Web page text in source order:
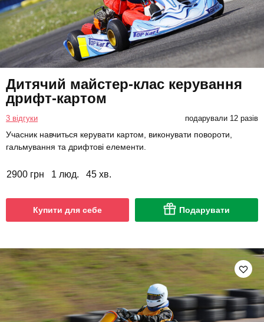
Дитячий майстер-клас керування
дрифт-картом
3 відгуки подарували 12 разів
Учасник навчиться керувати картом, виконувати повороти,
гальмування та дрифтові елементи.
2900 грн 1 люд. 45 хв.
Купити для себе Подарувати